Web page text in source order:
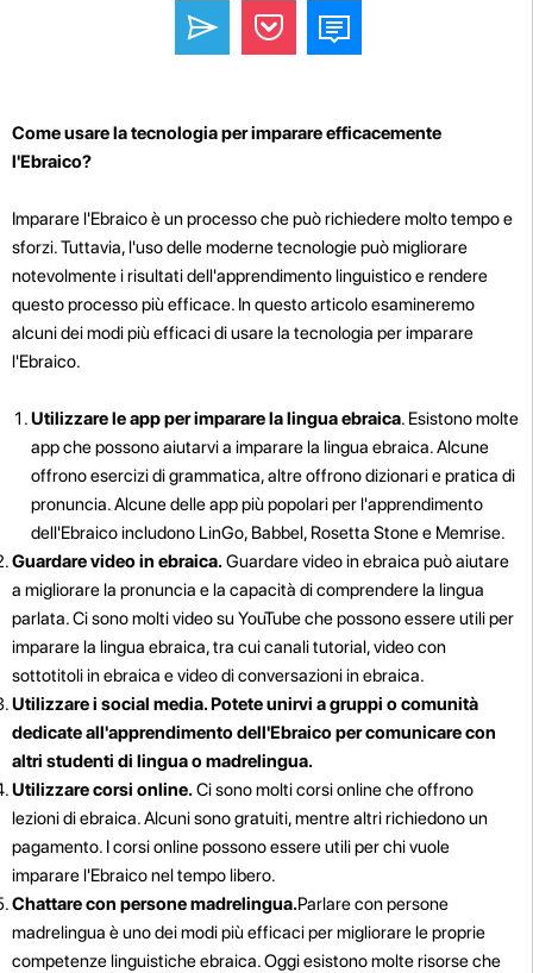
Come usare la tecnologia per imparare efficacemente
l'Ebraico?
Imparare l'Ebraico è un processo che può richiedere molto tempo e
sforzi. Tuttavia, l'uso delle moderne tecnologie può migliorare
notevolmente i risultati dell'apprendimento linguistico e rendere
questo processo più efficace. In questo articolo esamineremo
alcuni dei modi più efficaci di usare la tecnologia per imparare
l'Ebraico.
Utilizzare le app per imparare la lingua ebraica. Esistono molte
app che possono aiutarvi a imparare la lingua ebraica. Alcune
offrono esercizi di grammatica, altre offrono dizionari e pratica di
pronuncia. Alcune delle app più popolari per l'apprendimento
dell'Ebraico includono LinGo, Babbel, Rosetta Stone e Memrise.
Guardare video in ebraica.Guardare video in ebraica può aiutare
a migliorare la pronuncia e la capacità di comprendere la lingua
parlata. Ci sono molti video su YouTube che possono essere utili per
imparare la lingua ebraica, tra cui canali tutorial, video con
sottotitoli in ebraica e video di conversazioni in ebraica.
Utilizzare i social media. Potete unirvi a gruppi o comunità
dedicate all'apprendimento dell'Ebraico per comunicare con
altri studenti di lingua o madrelingua.
Utilizzare corsi online.Ci sono molti corsi online che offrono
lezioni di ebraica. Alcuni sono gratuiti, mentre altri richiedono un
pagamento. I corsi online possono essere utili per chi vuole
imparare l'Ebraico nel tempo libero.
Chattare con persone madrelingua.Parlare con persone
madrelingua è uno dei modi più efficaci per migliorare le proprie
competenze linguistiche ebraica. Oggi esistono molte risorse che